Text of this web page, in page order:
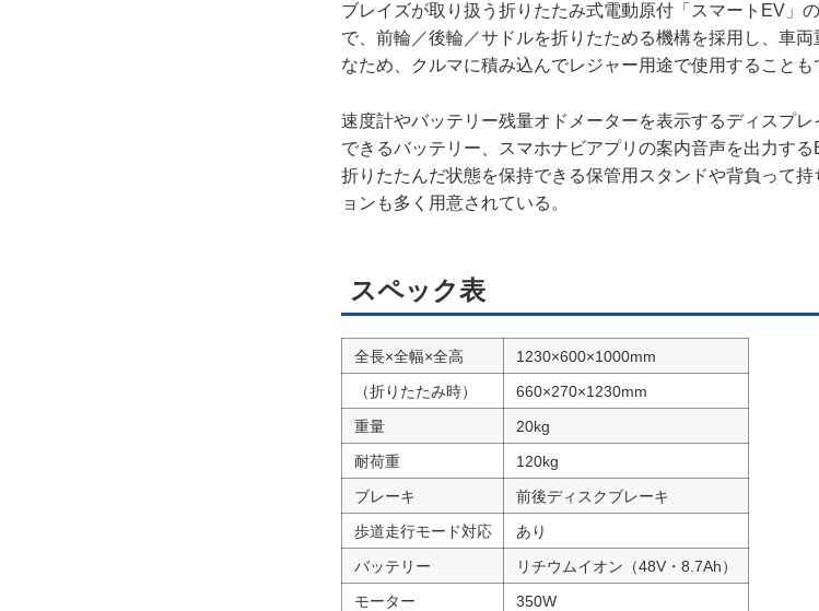
ブレイズが取り扱う折りたたみ式電動原付「スマートEV」
で、前輪／後輪／サドルを折りたためる機構を採用し、車
なため、クルマに積み込んでレジャー用途で使用することも
速度計やバッテリー残量オドメーターを表示するディスプ
できるバッテリー、スマホナビアプリの案内音声を出力す
折りたたんだ状態を保持できる保管用スタンドや背負って
ョンも多く用意されている。
スペック表
全長×全幅×全高
1230×600×1000mm
（折りたたみ時）
660×270×1230mm
重量
20kg
耐荷重
120kg
ブレーキ
前後ディスクブレーキ
歩道走行モード対応
あり
バッテリー
リチウムイオン（48V・8.7Ah）
モーター
350W